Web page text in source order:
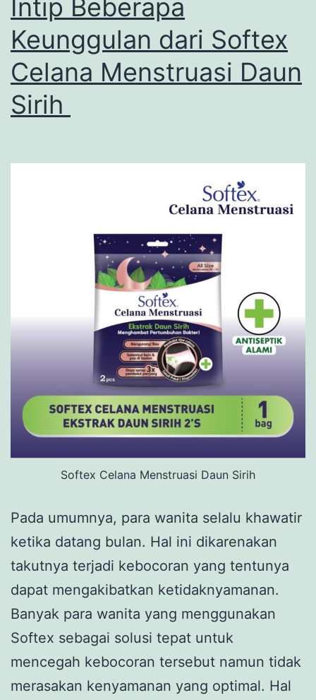
Parah!
Intip Beberapa
Keunggulan dari Softex
Celana Menstruasi Daun
Sirih
Softex Celana Menstruasi Daun Sirih
Pada umumnya, para wanita selalu khawatir
ketika datang bulan. Hal ini dikarenakan
takutnya terjadi kebocoran yang tentunya
dapat mengakibatkan ketidaknyamanan.
Banyak para wanita yang menggunakan
Softex sebagai solusi tepat untuk
mencegah kebocoran tersebut namun tidak
merasakan kenyamanan yang optimal. Hal